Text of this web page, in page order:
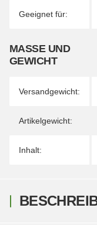
Geeignet für:
MASSE UND G
EWICHT
Versandgewicht:
Artikelgewicht:
Inhalt: